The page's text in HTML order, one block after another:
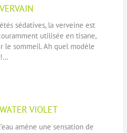
sédatives, la verveine est
utilisée en tisane,
le sommeil. Ah quel modèle
!…
VIOLET
amène une sensation de